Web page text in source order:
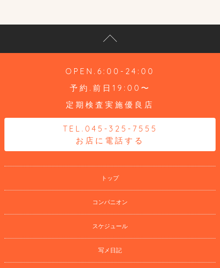
OPEN.6:00-24:00
予約.前日19:00〜
定期検査実施優良店
TEL.045-325-7555
お店に電話する
トップ
コンパニオン
スケジュール
写メ日記